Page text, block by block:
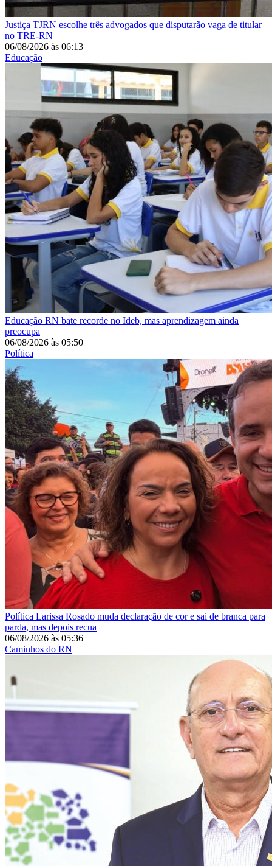
Justiça TJRN escolhe três advogados que disputarão vaga de titular
no TRE-RN
06/08/2026 às 06:13
Educação
Educação RN bate recorde no Ideb, mas aprendizagem ainda
preocupa
06/08/2026 às 05:50
Política
Política Larissa Rosado muda declaração de cor e sai de branca para
parda, mas depois recua
06/08/2026 às 05:36
Caminhos do RN